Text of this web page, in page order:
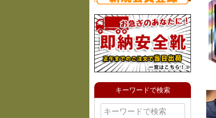
キーワードで検索